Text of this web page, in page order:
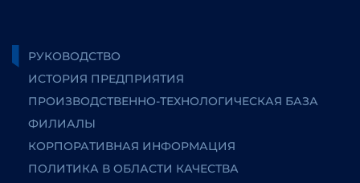
РУКОВОДСТВО
ИСТОРИЯ ПРЕДПРИЯТИЯ
ПРОИЗВОДСТВЕННО-ТЕХНОЛОГИЧЕСКАЯ БАЗА
ФИЛИАЛЫ
КОРПОРАТИВНАЯ ИНФОРМАЦИЯ
ПОЛИТИКА В ОБЛАСТИ КАЧЕСТВА